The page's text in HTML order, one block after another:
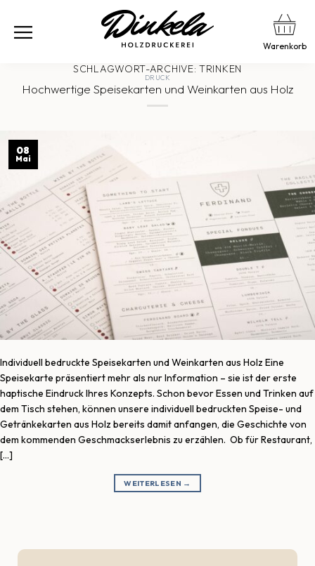
Warenkorb
SCHLAGWORT-ARCHIVE:TRINKEN
DRUCK
Hochwertige Speisekarten und Weinkarten aus Holz
08
Mai
Individuell bedruckte Speisekarten und Weinkarten aus Holz Eine
Speisekarte präsentiert mehr als nur Information – sie ist der erste
haptische Eindruck Ihres Konzepts. Schon bevor Essen und Trinken auf
dem Tisch stehen, können unsere individuell bedruckten Speise- und
Getränkekarten aus Holz bereits damit anfangen, die Geschichte von
dem kommenden Geschmackserlebnis zu erzählen. Ob für Restaurant,
[…]
WEITERLESEN →